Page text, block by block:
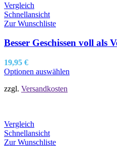
Vergleich
Schnellansicht
Zur Wunschliste
Besser Geschissen voll als
19,95 €
Optionen auswählen
zzgl. Versandkosten
Vergleich
Schnellansicht
Zur Wunschliste